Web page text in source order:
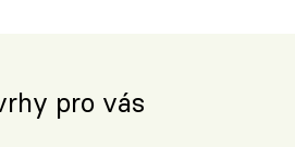
pro vás